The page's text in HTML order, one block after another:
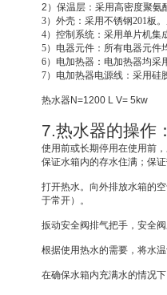
2 ） 保温层：采用高密度聚氨
3）外壳：采用不锈钢201板
4）控制系统：采用单片机集
5）电器元件：所有电器元件
6）电加热器：电加热器均采
7）电加热器电源线：采用硅
热水器N=1200 L V= 5kw
7.热水器的操作
使用前或长期停用在使用前
保证水箱内的存水住满；保
打开热水。向外排放水箱的
于常开）。
扳动安全阀排气把手，安全
根据使用热水的需要，将水
在确保水箱内充满水的情况